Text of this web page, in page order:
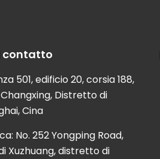
contatto
501, edificio 20, corsia 188,
Distretto di
Cina
No. 252 Yongping Road,
Xuzhuang, distretto di